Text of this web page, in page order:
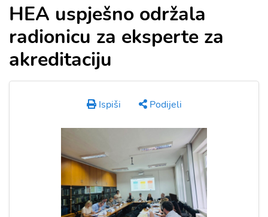
HEA uspješno održala
radionicu za eksperte za
akreditaciju
Ispiši Podijeli